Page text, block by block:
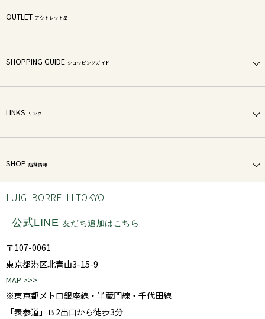
OUTLET アウトレット品
SHOPPING GUIDE ショッピングガイド
LINKS リンク
SHOP 店舗情報
LUIGI BORRELLI TOKYO
公式LINE 友だち追加はこちら
〒107-0061
東京都港区北青山3-15-9
MAP >>>
※東京都メトロ銀座線・半蔵門線・千代田線
「表参道」Ｂ2出口から徒歩3分